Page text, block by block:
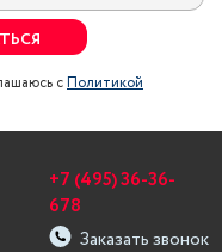
сПолитикой
+7 (495) 36-36-
678
Заказать звонок